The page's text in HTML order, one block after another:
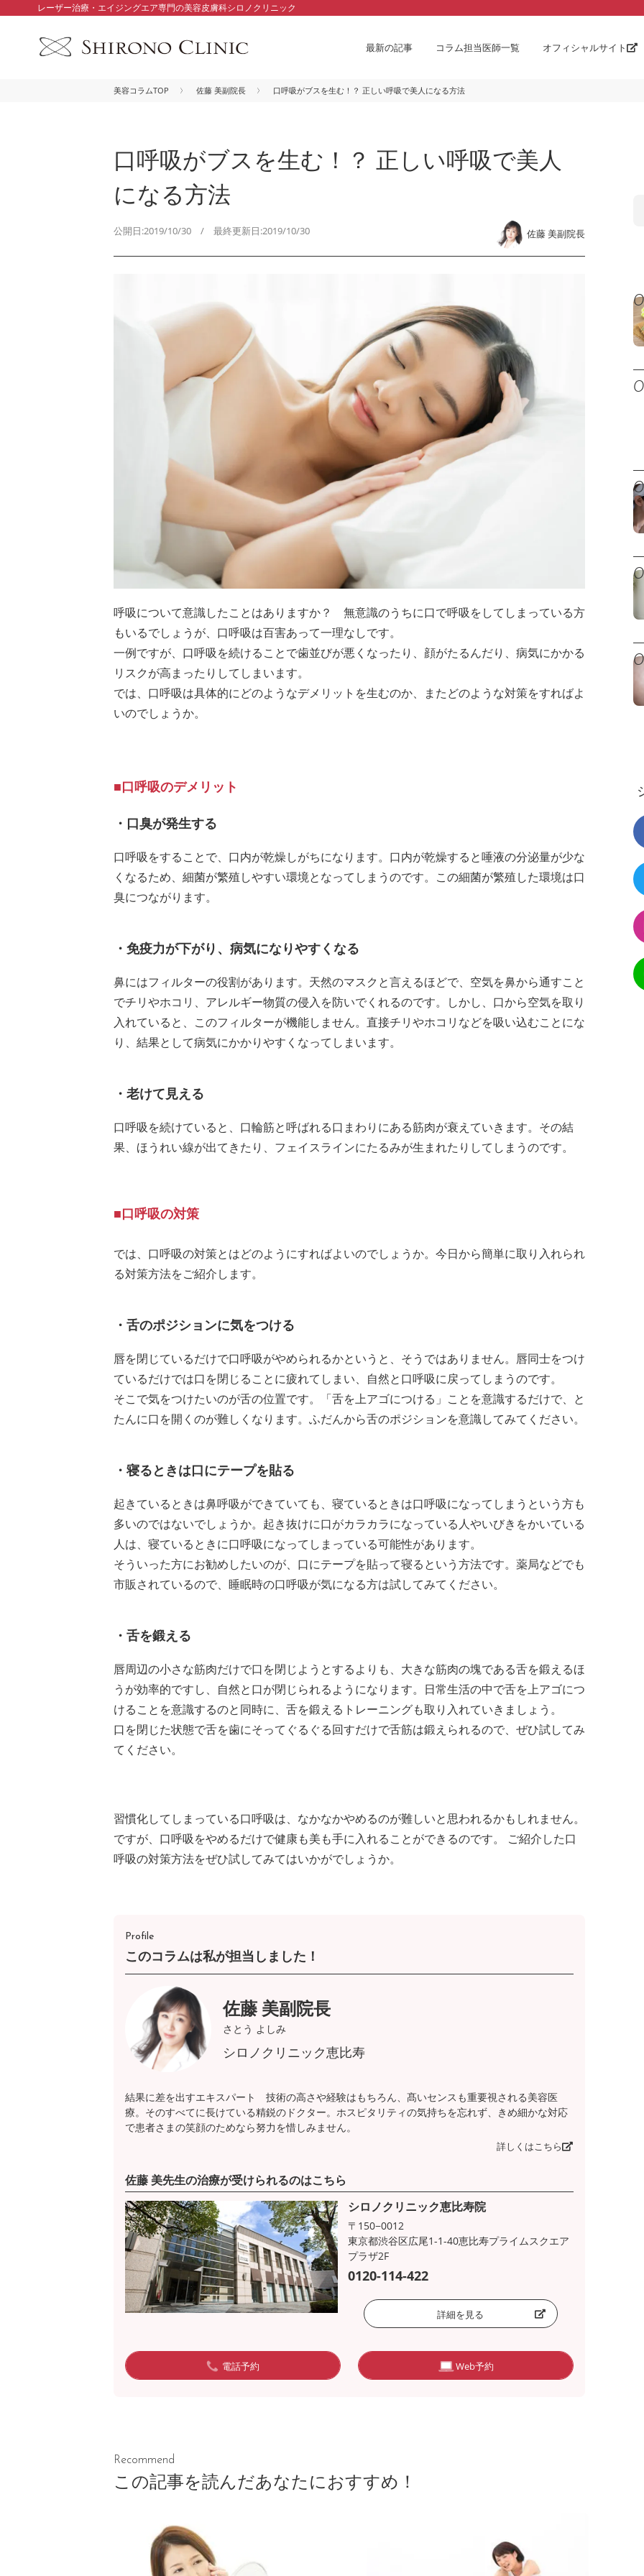
レーザー治療・エイジングエア専門の美容皮膚科シロノクリニック
最新の記事 コラム担当医師一覧 オフィシャルサイト
美容コラムTOP 佐藤 美副院長 口呼吸がブスを生む！？ 正しい呼吸で美人になる方法
口呼吸がブスを生む！？ 正しい呼吸で美人
になる方法
公開日:2019/10/30 / 最終更新日:2019/10/30 佐藤 美副院長
呼吸について意識したことはありますか？ 無意識のうちに口で呼吸をしてしまっている方
もいるでしょうが、口呼吸は百害あって一理なしです。
一例ですが、口呼吸を続けることで歯並びが悪くなったり、顔がたるんだり、病気にかかる
リスクが高まったりしてしまいます。
では、口呼吸は具体的にどのようなデメリットを生むのか、またどのような対策をすればよ
いのでしょうか。
■口呼吸のデメリット
・口臭が発生する
口呼吸をすることで、口内が乾燥しがちになります。口内が乾燥すると唾液の分泌量が少な
くなるため、細菌が繁殖しやすい環境となってしまうのです。この細菌が繁殖した環境は口
臭につながります。
・免疫力が下がり、病気になりやすくなる
鼻にはフィルターの役割があります。天然のマスクと言えるほどで、空気を鼻から通すこと
でチリやホコリ、アレルギー物質の侵入を防いでくれるのです。しかし、口から空気を取り
入れていると、このフィルターが機能しません。直接チリやホコリなどを吸い込むことにな
り、結果として病気にかかりやすくなってしまいます。
・老けて見える
口呼吸を続けていると、口輪筋と呼ばれる口まわりにある筋肉が衰えていきます。その結
果、ほうれい線が出てきたり、フェイスラインにたるみが生まれたりしてしまうのです。
■口呼吸の対策
では、口呼吸の対策とはどのようにすればよいのでしょうか。今日から簡単に取り入れられ
る対策方法をご紹介します。
・舌のポジションに気をつける
唇を閉じているだけで口呼吸がやめられるかというと、そうではありません。唇同士をつけ
ているだけでは口を閉じることに疲れてしまい、自然と口呼吸に戻ってしまうのです。
そこで気をつけたいのが舌の位置です。「舌を上アゴにつける」ことを意識するだけで、と
たんに口を開くのが難しくなります。ふだんから舌のポジションを意識してみてください。
・寝るときは口にテープを貼る
起きているときは鼻呼吸ができていても、寝ているときは口呼吸になってしまうという方も
多いのではないでしょうか。起き抜けに口がカラカラになっている人やいびきをかいている
人は、寝ているときに口呼吸になってしまっている可能性があります。
そういった方にお勧めしたいのが、口にテープを貼って寝るという方法です。薬局などでも
市販されているので、睡眠時の口呼吸が気になる方は試してみてください。
・舌を鍛える
唇周辺の小さな筋肉だけで口を閉じようとするよりも、大きな筋肉の塊である舌を鍛えるほ
うが効率的ですし、自然と口が閉じられるようになります。日常生活の中で舌を上アゴにつ
けることを意識するのと同時に、舌を鍛えるトレーニングも取り入れていきましょう。
口を閉じた状態で舌を歯にそってぐるぐる回すだけで舌筋は鍛えられるので、ぜひ試してみ
てください。
習慣化してしまっている口呼吸は、なかなかやめるのが難しいと思われるかもしれません。
ですが、口呼吸をやめるだけで健康も美も手に入れることができるのです。 ご紹介した口
呼吸の対策方法をぜひ試してみてはいかがでしょうか。
Profile
このコラムは私が担当しました！
佐藤 美副院長
さとう よしみ
シロノクリニック恵比寿
結果に差を出すエキスパート 技術の高さや経験はもちろん、髙いセンスも重要視される美容医
療。そのすべてに長けている精鋭のドクター。ホスピタリティの気持ちを忘れず、きめ細かな対応
で患者さまの笑顔のためなら努力を惜しみません。
詳しくはこちら
佐藤 美先生の治療が受けられるのはこちら
シロノクリニック恵比寿院
〒150−0012
東京都渋谷区広尾1-1-40恵比寿プライムスクエア
プラザ2F
0120-114-422
詳細を見る
電話予約 Web予約
Recommend
この記事を読んだあなたにおすすめ！